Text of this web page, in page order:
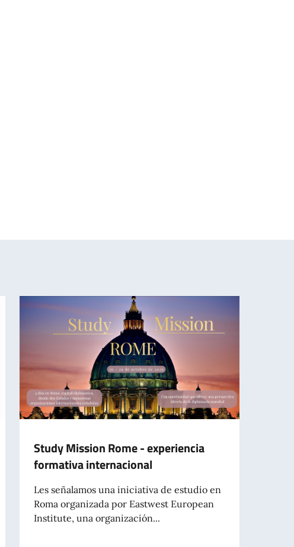
Study Mission Rome - experiencia
formativa internacional
Les señalamos una iniciativa de estudio en
Roma organizada por Eastwest European
Institute, una organización...